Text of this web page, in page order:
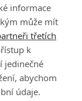
PŘIHLÁSIT
REGISTROVAT
informace
může mít
třetích
k
jedinečné
abychom
údaje.